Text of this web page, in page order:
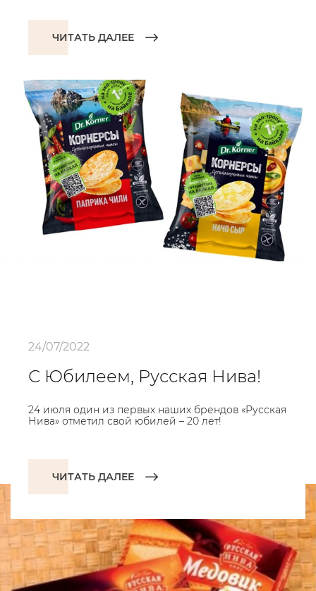
ЧИТАТЬ ДАЛЕЕ
24/07/2022
С Юбилеем, Русская Нива!
24 июля один из первых наших брендов «Русская
Нива» отметил свой юбилей – 20 лет!
ЧИТАТЬ ДАЛЕЕ